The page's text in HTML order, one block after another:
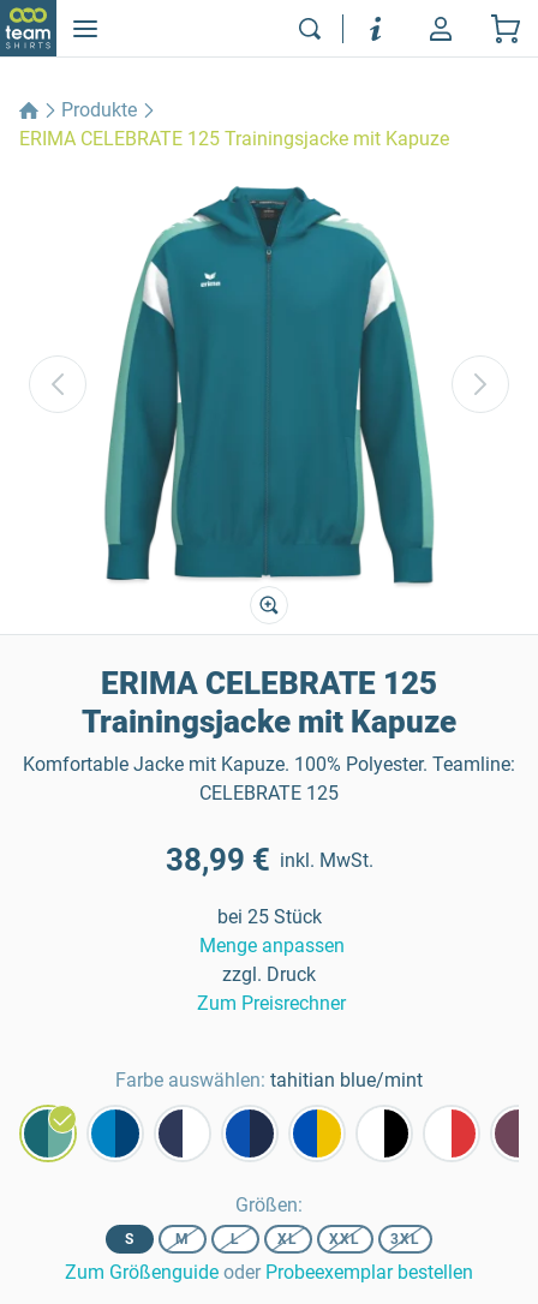
Produkte
ERIMA CELEBRATE 125 Trainingsjacke mit Kapuze
ERIMA CELEBRATE 125
Trainingsjacke mit Kapuze
Komfortable Jacke mit Kapuze. 100% Polyester. Teamline:
CELEBRATE 125
38,99 € inkl. MwSt.
bei 25 Stück
Menge anpassen
zzgl. Druck
Zum Preisrechner
Farbe auswählen: tahitian blue/mint
Größen:
S M L XL XXL 3XL
Zum Größenguide oder Probeexemplar bestellen